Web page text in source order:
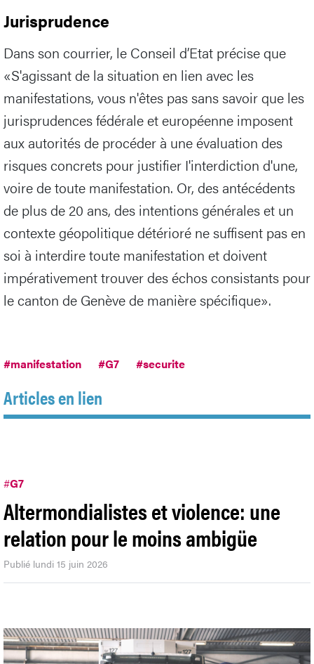
Jurisprudence
Dans son courrier, le Conseil d’Etat précise que
«S'agissant de la situation en lien avec les
manifestations, vous n'êtes pas sans savoir que les
jurisprudences fédérale et européenne imposent
aux autorités de procéder à une évaluation des
risques concrets pour justifier I'interdiction d'une,
voire de toute manifestation. Or, des antécédents
de plus de 20 ans, des intentions générales et un
contexte géopolitique détérioré ne suffisent pas en
soi à interdire toute manifestation et doivent
impérativement trouver des échos consistants pour
le canton de Genève de manière spécifique».
#manifestation #G7 #securite
Articles en lien
#G7
Altermondialistes et violence: une
relation pour le moins ambigüe
Publié lundi 15 juin 2026